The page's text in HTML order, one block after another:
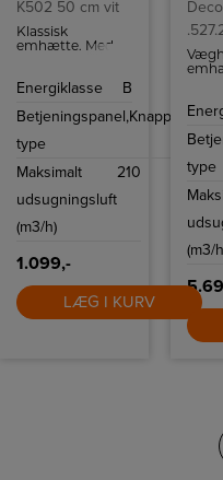
K502 50 cm vit
Klassisk
emhætte. Med
passer den
skabe i mindre
køkkener, hvor
begrænset.
Energiklasse
B
Betjeningspanel,
type
Knapper
Maksimalt
udsugningsluft
(m3/h)
210
1.099,-
LÆG I KURV
og
type
(m3/